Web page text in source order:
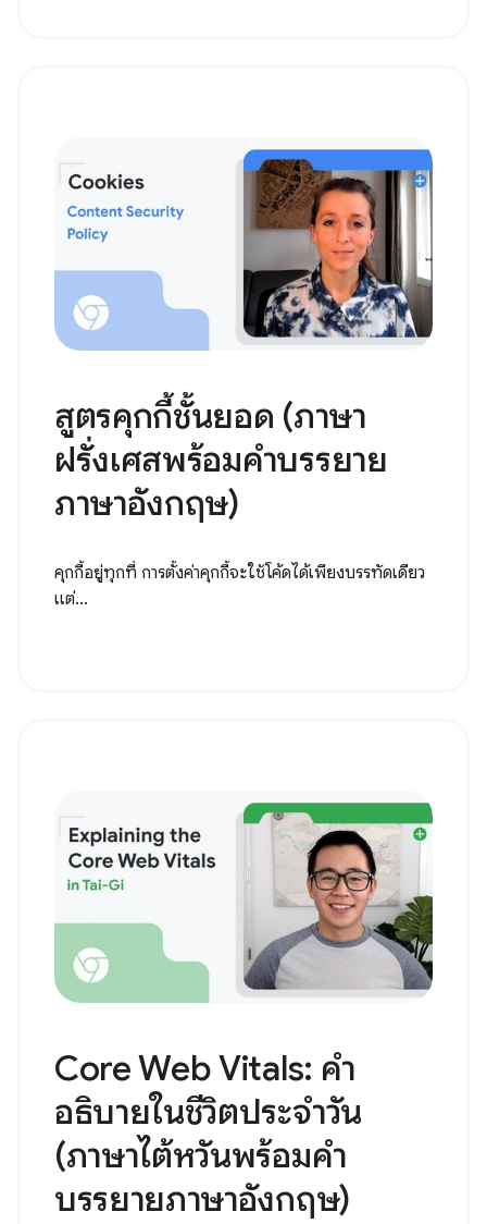
สูตรคุกกี้ชั้นยอด (ภาษา
ฝรั่งเศสพร้อมคำบรรยาย
ภาษาอังกฤษ)
คุกกี้อยู่ทุกที่ การตั้งค่าคุกกี้จะใช้โค้ดได้เพียงบรรทัดเดียว
แต่...
Core Web Vitals: คำ
อธิบายในชีวิตประจำวัน
(ภาษาไต้หวันพร้อมคำ
บรรยายภาษาอังกฤษ)